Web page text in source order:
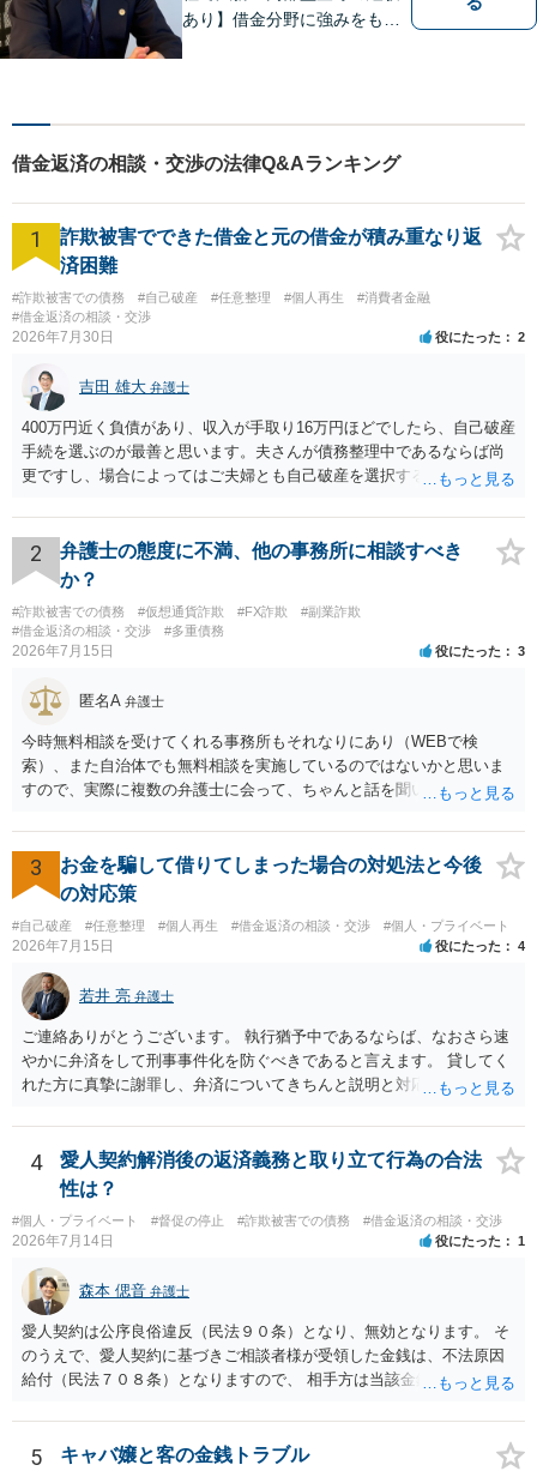
あり】借金分野に強みをも
作りに尽力しています。【初
回無料相談】【東京・神奈川
エリア】
借金返済の相談・交渉の法律Q&Aランキング
1
詐欺被害でできた借金と元の借金が積み重なり返
済困難
#詐欺被害での債務 #自己破産 #任意整理 #個人再生
#消費者金融
#借金返済の相談・交渉
2026年7月30日 役にたった 2
吉田 雄大 弁護士
400万円近く負債があり、収入が手取り16万円ほどでしたら、自己破産
手続を選ぶのが最善と思います。夫さんが債務整理中であるならば尚
更ですし、場合によってはご夫婦とも自己破産を選択する方法もある
2
弁護士の態度に不満、他の事務所に相談すべき
か？
#詐欺被害での債務 #仮想通貨詐欺 #FX詐欺
#副業詐欺
#借金返済の相談・交渉
#多重債務
2026年7月15日 役にたった 3
匿名A 弁護士
今時無料相談を受けてくれる事務所もそれなりにあり（WEBで検
索）、また自治体でも無料相談を実施しているのではないかと思いま
すので、実際に複数の弁護士に会って、ちゃんと話を聞いてくれる
はそもそも事案を把握できていないようですので、御相談の案件につ
いては弁護士として能力不足なのかもしれません。相手にしない方が
良いと思います。ただ、仮想通貨詐欺の被害回復は現実的には難しい
かもしれません。
3
お金を騙して借りてしまった場合の対処法と今後
の対応策
#自己破産 #任意整理 #個人再生 #借金返済の相談・交渉 #個人・プライベート
2026年7月15日 役にたった 4
若井 亮 弁護士
ご連絡ありがとうございます。 執行猶予中であるならば、なおさら速
やかに弁済をして刑事事件化を防ぐべきであると言えます。 貸してく
れた方に真摯に謝罪し、弁済についてきちんと説明と対応を行ってい
4
愛人契約解消後の返済義務と取り立て行為の合法
性は？
#個人・プライベート #督促の停止 #詐欺被害での債務 #借金返済の相談・交渉
2026年7月14日 役にたった 1
森本 偲音 弁護士
愛人契約は公序良俗違反（民法９０条）となり、無効となります。 そ
のうえで、愛人契約に基づきご相談者様が受領した金銭は、不法原因
給付（民法７０８条）となりますので、 相手方は当該金銭の返還請求
5 キャバ嬢と客の金銭トラブル